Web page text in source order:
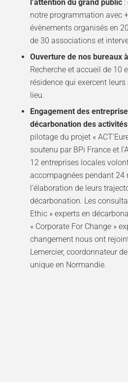
l’attention du grand public
notre programmation avec
évènements organisés en
de 30 associations et
Ouverture de nos bureaux
Recherche et accueil de 10
résidence qui exercent
lieu.
Engagement des
décarbonation des
pilotage du projet «
soutenu par BPi France et
12 entreprises locales
accompagnées pendant 24
l’élaboration de leurs
décarbonation. Les
Ethic » experts en
« Corporate For Change »
changement nous ont
Lemercier, coordonnateur
unique en Normandie.